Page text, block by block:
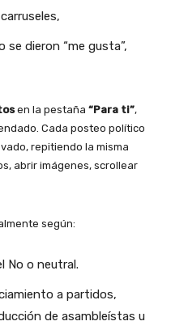
dieron “me gusta”,
en la pestaña “Para ti”,
Cada posteo político
repitiendo la misma
abrir imágenes, scrollear
según:
No o neutral.
a partidos,
de asambleístas u